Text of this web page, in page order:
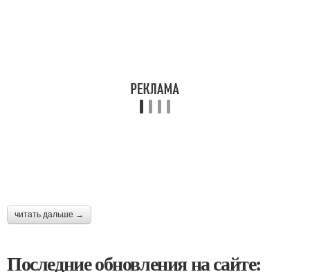
читать дальше →
Последние обновления на сайте: